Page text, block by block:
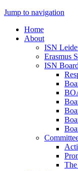
Jump to navigation
Home
About
ISN
Erasmus
ISN Board